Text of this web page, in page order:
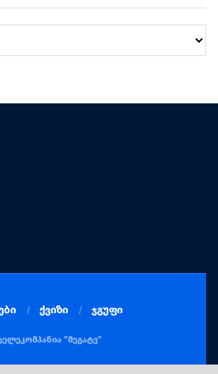
ქვიზი ჯგუფი
"მეგატვ"